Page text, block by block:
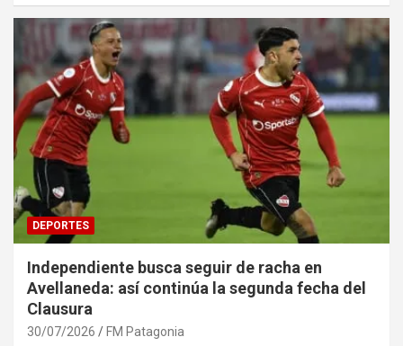
DEPORTES
Independiente busca seguir de racha en
Avellaneda: así continúa la segunda fecha del
Clausura
30/07/2026 FM Patagonia